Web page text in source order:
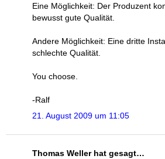
Eine Möglichkeit: Der Produzent
bewusst gute Qualität.
Andere Möglichkeit: Eine dritte
schlechte Qualität.
You choose.
-Ralf
21. August 2009 um 11:05
Thomas Weller hat gesagt…